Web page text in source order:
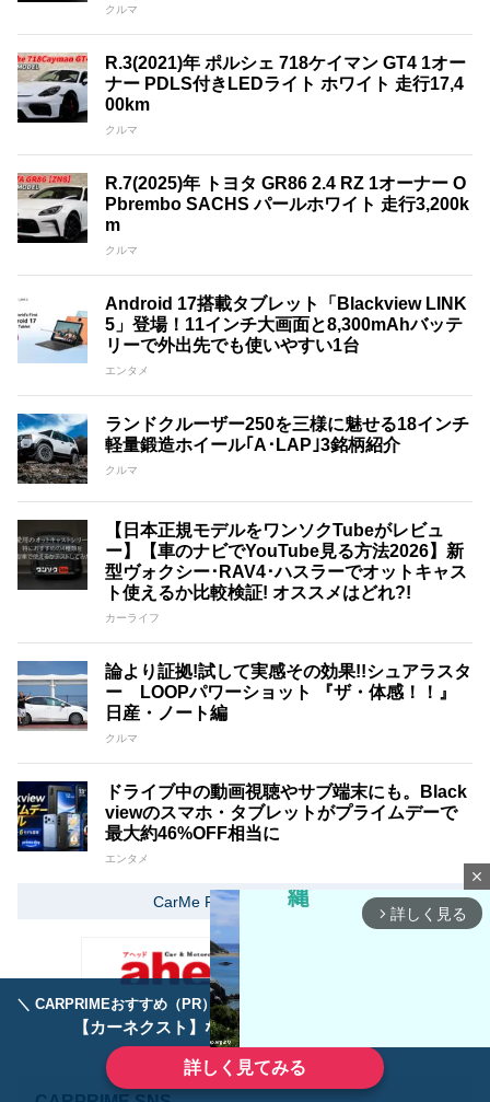
＼ CARPRIMEおすすめ（PR） ／ディーラーで手放すのはもったいない！
【カーネクスト】ならどんなクルマも高価買取
詳しく見てみる
クルマ
R.3(2021)年 ポルシェ 718ケイマン GT4 1オー
ナー PDLS付きLEDライト ホワイト 走行17,4
00km
クルマ
R.7(2025)年 トヨタ GR86 2.4 RZ 1オーナー O
Pbrembo SACHS パールホワイト 走行3,200k
m
クルマ
Android 17搭載タブレット「Blackview LINK
5」登場！11インチ大画面と8,300mAhバッテ
リーで外出先でも使いやすい1台
エンタメ
ランドクルーザー250を三様に魅せる18インチ
軽量鍛造ホイール｢A･LAP｣3銘柄紹介
クルマ
【日本正規モデルをワンソクTubeがレビュ
ー】【車のナビでYouTube見る方法2026】新
型ヴォクシー･RAV4･ハスラーでオットキャス
ト使えるか比較検証! オススメはどれ?!
カーライフ
論より証拠!試して実感その効果!!シュアラスタ
ー LOOPパワーショット 『ザ・体感！！』
日産・ノート編
クルマ
ドライブ中の動画視聴やサブ端末にも。Black
viewのスマホ・タブレットがプライムデーで
最大約46%OFF相当に
エンタメ
CarMe Proをもっと見る
close
arrow_forward_ios 詳しく見る